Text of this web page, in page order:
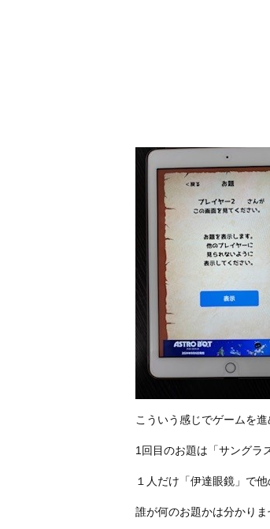
こういう感じでゲームを
1回目のお題は「サングラ
１人だけ「伊達眼鏡」で
誰が何のお題かは分かりま